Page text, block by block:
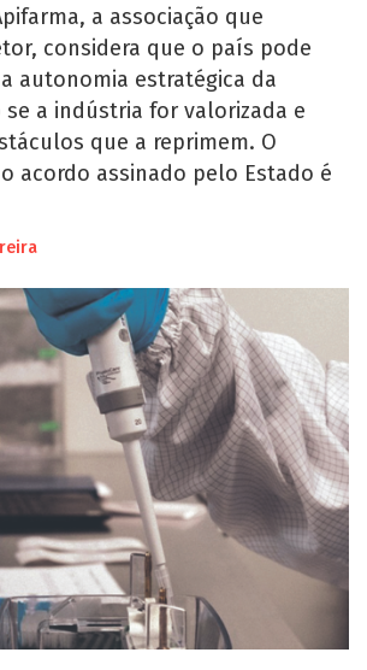
a associação que
considera que o país pode
autonomia estratégica da
se a indústria for valorizada e
que a reprimem. O
acordo assinado pelo Estado é